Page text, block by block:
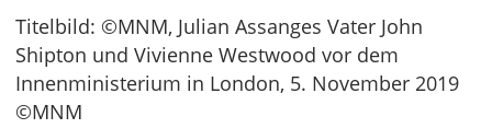
Titelbild: ©MNM, Julian Assanges Vater John
Shipton und Vivienne Westwood vor dem
Innenministerium in London, 5. November 2019
©MNM